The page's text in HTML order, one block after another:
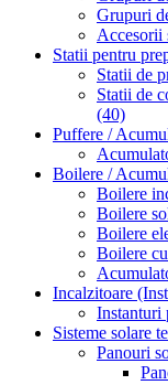
Grupuri
Accesorii
Statii pentru
Statii de
Statii de
(40)
Puffere /
Boilere /
Boilere
Boilere
Boilere
Boilere
Incalzitoare
Instanturi
Sisteme solare
Panouri